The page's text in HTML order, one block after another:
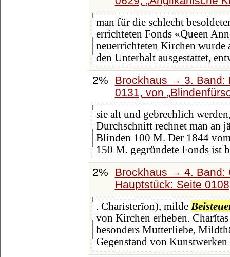
man für die schlecht
errichteten Fonds «Queen
neuerrichteten Kirchen
den Unterhalt ausgestattet,
2%
Brockhaus → 3. Band:
0131, von
sie alt und gebrechlich
Durchschnitt rechnet man an
Blinden 100 M. Der 1844
150 M. gegründete Fonds ist
2%
Brockhaus → 4. Band:
Hauptstück: Seite
. Charisterĭon), milde
von Kirchen erheben.
besonders Mutterliebe,
Gegenstand von Kunstwerken